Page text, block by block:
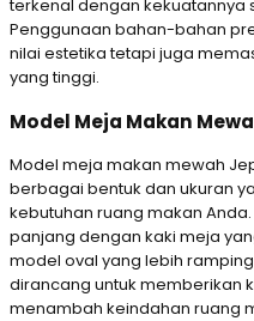
terkenal dengan kekuatannya
Penggunaan bahan-bahan
nilai estetika tetapi juga
yang tinggi.
Model Meja Makan
Model meja makan mewah
berbagai bentuk dan ukuran
kebutuhan ruang makan
panjang dengan kaki meja
model oval yang lebih
dirancang untuk memberikan
menambah keindahan ruang